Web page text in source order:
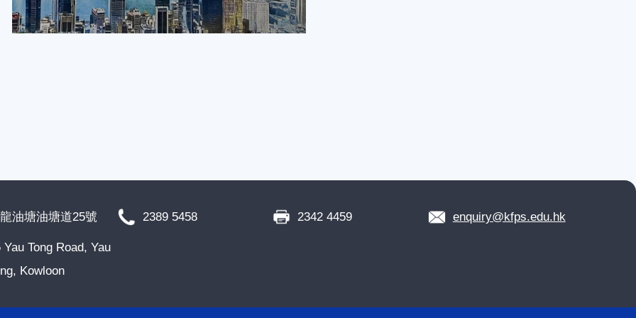
油塘油塘道25號
Yau Tong Road, Yau
Kowloon
2389 5458 2342 4459 enquiry@kfps.edu.hk